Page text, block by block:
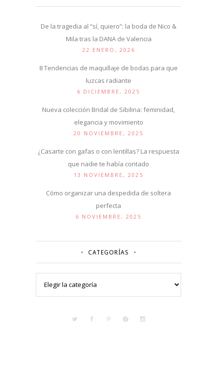
De la tragedia al “sí, quiero”: la boda de Nico &
Mila tras la DANA de Valencia
22 ENERO, 2026
8 Tendencias de maquillaje de bodas para que
luzcas radiante
6 DICIEMBRE, 2025
Nueva colección Bridal de Sibilina: feminidad,
elegancia y movimiento
20 NOVIEMBRE, 2025
¿Casarte con gafas o con lentillas? La respuesta
que nadie te había contado
13 NOVIEMBRE, 2025
Cómo organizar una despedida de soltera
perfecta
6 NOVIEMBRE, 2025
CATEGORÍAS